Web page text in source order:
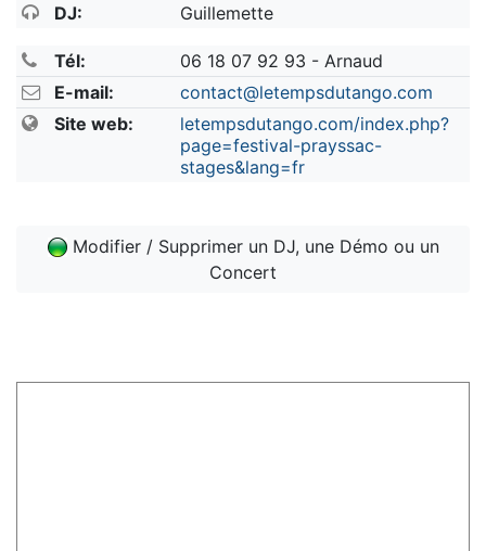
DJ: Guillemette
Tél:
06 18 07 92 93 - Arnaud
E-mail:
contact@letempsdutango.com
Site web:
letempsdutango.com/index.php?
page=festival-prayssac-
stages&lang=fr
Modifier / Supprimer un DJ, une Démo ou un
Concert